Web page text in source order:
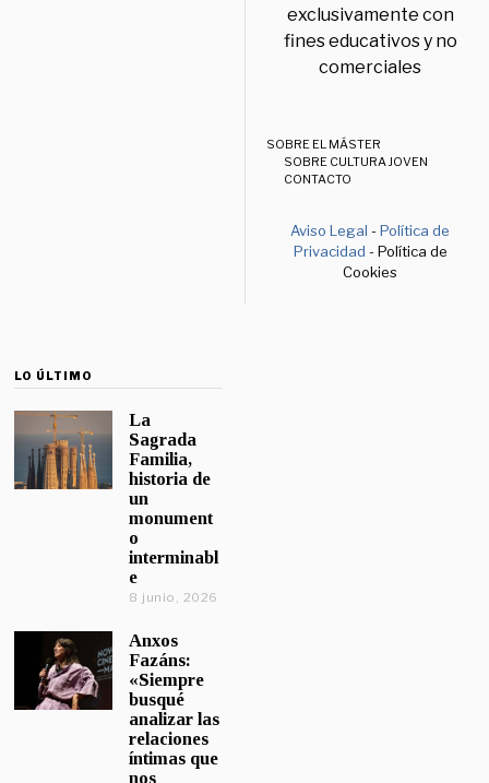
exclusivamente con
fines educativos y no
comerciales
SOBRE EL MÁSTER
SOBRE CULTURA JOVEN
CONTACTO
Aviso Legal -Política de
Privacidad - Política de
Cookies
LO ÚLTIMO
La
Sagrada
Familia,
historia de
un
monument
o
interminabl
e
8 junio, 2026
Anxos
Fazáns:
«Siempre
busqué
analizar las
relaciones
íntimas que
nos